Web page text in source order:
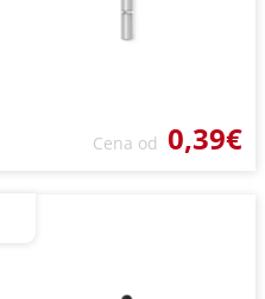
Cena od 0,39€